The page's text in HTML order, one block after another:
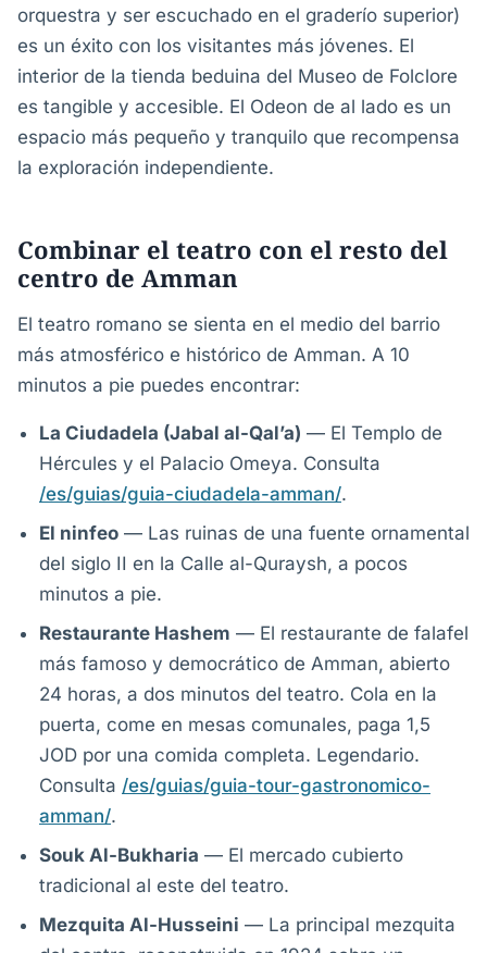
orquestra y ser escuchado en el graderío superior)
es un éxito con los visitantes más jóvenes. El
interior de la tienda beduina del Museo de Folclore
es tangible y accesible. El Odeon de al lado es un
espacio más pequeño y tranquilo que recompensa
la exploración independiente.
Combinar el teatro con el resto del
centro de Amman
El teatro romano se sienta en el medio del barrio
más atmosférico e histórico de Amman. A 10
minutos a pie puedes encontrar:
La Ciudadela (Jabal al-Qal’a) — El Templo de
Hércules y el Palacio Omeya. Consulta
/es/guias/guia-ciudadela-amman/.
El ninfeo — Las ruinas de una fuente ornamental
del siglo II en la Calle al-Quraysh, a pocos
minutos a pie.
Restaurante Hashem — El restaurante de falafel
más famoso y democrático de Amman, abierto
24 horas, a dos minutos del teatro. Cola en la
puerta, come en mesas comunales, paga 1,5
JOD por una comida completa. Legendario.
Consulta /es/guias/guia-tour-gastronomico-
amman/.
Souk Al-Bukharia — El mercado cubierto
tradicional al este del teatro.
Mezquita Al-Husseini — La principal mezquita